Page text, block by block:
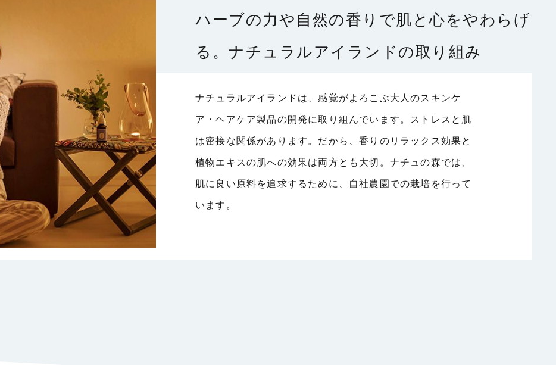
ハーブの力や自然の香りで肌と心をやわらげ
る。 ナチュラルアイランドの取り組み
ナチュラルアイランドは、感覚がよろこぶ大人のスキンケ
ア・ヘアケア製品の開発に取り組んでいます。ストレスと肌
は密接な関係があります。だから、香りのリラックス効果と
植物エキスの肌への効果は両方とも大切。ナチュの森では、
肌に良い原料を追求するために、自社農園での栽培を行って
います。